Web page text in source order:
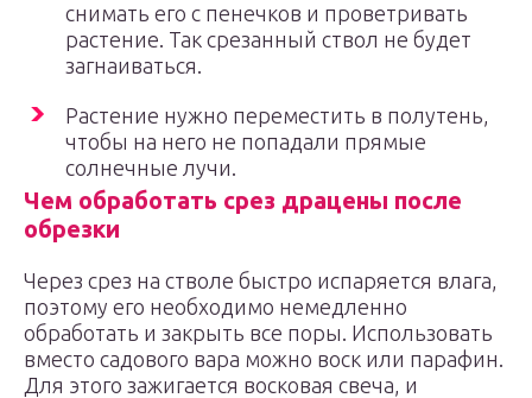
снимать его с пенечков и проветривать
растение. Так срезанный ствол не будет
загнаиваться.
Растение нужно переместить в полутень,
чтобы на него не попадали прямые
солнечные лучи.
Чем обработать срез драцены после
обрезки
Через срез на стволе быстро испаряется влага,
поэтому его необходимо немедленно
обработать и закрыть все поры. Использовать
вместо садового вара можно воск или парафин.
Для этого зажигается восковая свеча, и